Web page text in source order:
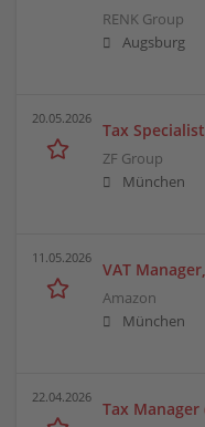
RENK Group
Augsburg
20.05.2026
Tax
ZF Group
München
11.05.2026
VAT
Amazon
München
22.04.2026
Tax Manager